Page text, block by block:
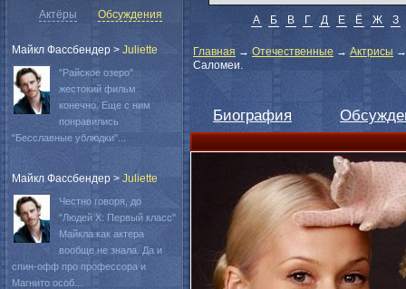
А Б В Г Д Е Ё Ж З
Главная → Отечественные → Актрисы
Саломеи.
Биография
Актёры Обсуждения
Майкл Фассбендер > Juliette
"Райское озеро"
жестокий фильм
конечно. Еще с ним
понравились
"Бесславные ублюдки"...
Майкл Фассбендер > Juliette
Честно говоря, до
"Людей Х: Первый класс"
Майкла как актера
вообще не знала. Да и
спин-офф про профессора и
Магнито особ...